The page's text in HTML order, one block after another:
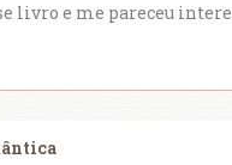
livro e me pareceu